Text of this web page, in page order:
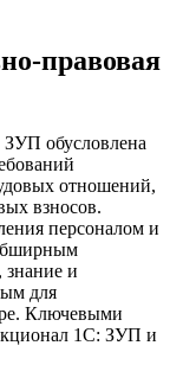
правовая
обусловлена
отношений,
взносов.
персоналом и
знание и
для
Ключевыми
1С: ЗУП и